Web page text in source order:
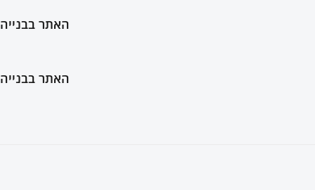
האתר בבנייה
האתר בבנייה